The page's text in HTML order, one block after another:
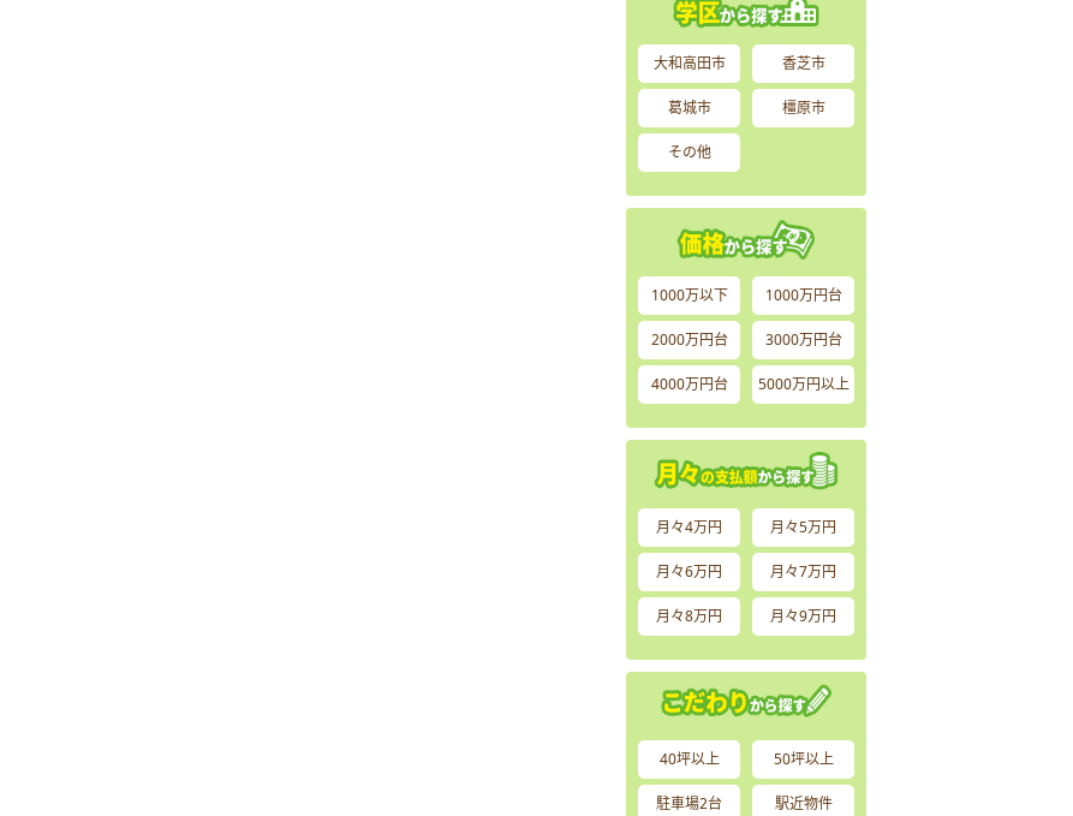
大和高田市 香芝市
葛城市 橿原市
その他
1000万以下 1000万円台
2000万円台 3000万円台
4000万円台 5000万円以上
月々4万円 月々5万円
月々6万円 月々7万円
月々8万円 月々9万円
40坪以上 50坪以上
駐車場2台 駅近物件